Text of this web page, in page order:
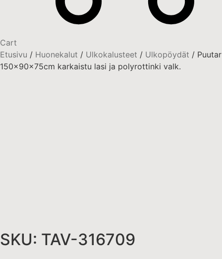
Cart
Etusivu / Huonekalut / Ulkokalusteet / Ulkopöydät /
150x90x75cm karkaistu lasi ja polyrottinki valk.
SKU: TAV-316709